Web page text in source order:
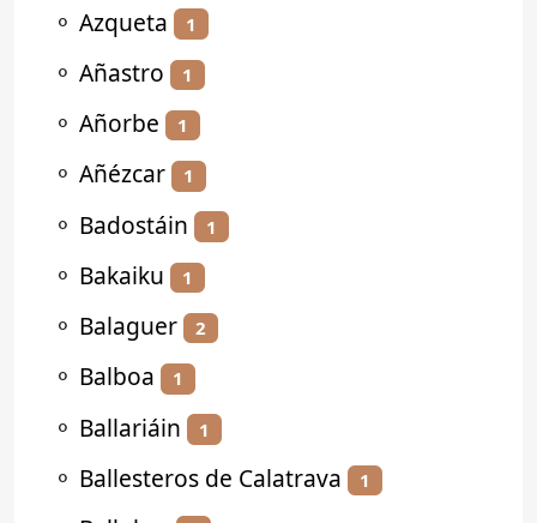
⚬ Azqueta 1
⚬ Añastro 1
⚬ Añorbe 1
⚬ Añézcar 1
⚬ Badostáin 1
⚬ Bakaiku 1
⚬ Balaguer 2
⚬ Balboa 1
⚬ Ballariáin 1
⚬ Ballesteros de Calatrava 1